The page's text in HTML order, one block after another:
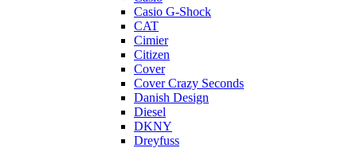
Casio G-Shock
CAT
Cimier
Citizen
Cover
Cover Crazy Seconds
Danish Design
Diesel
DKNY
Dreyfuss